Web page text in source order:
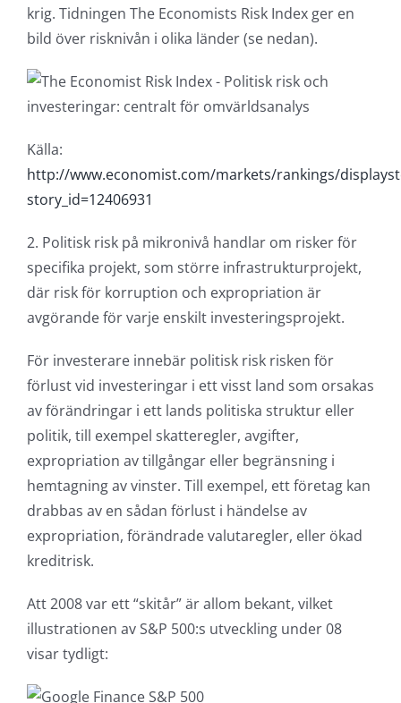
krig. Tidningen The Economists Risk Index ger en
bild över risknivån i olika länder (se nedan).
Källa:
http://www.economist.com/markets/rankings/
story_id=12406931
2. Politisk risk på mikronivå handlar om risker för
specifika projekt, som större infrastrukturprojekt,
där risk för korruption och expropriation är
avgörande för varje enskilt investeringsprojekt.
För investerare innebär politisk risk risken för
förlust vid investeringar i ett visst land som orsakas
av förändringar i ett lands politiska struktur eller
politik, till exempel skatteregler, avgifter,
expropriation av tillgångar eller begränsning i
hemtagning av vinster. Till exempel, ett företag kan
drabbas av en sådan förlust i händelse av
expropriation, förändrade valutaregler, eller ökad
kreditrisk.
Att 2008 var ett “skitår” är allom bekant, vilket
illustrationen av S&P 500:s utveckling under 08
visar tydligt: